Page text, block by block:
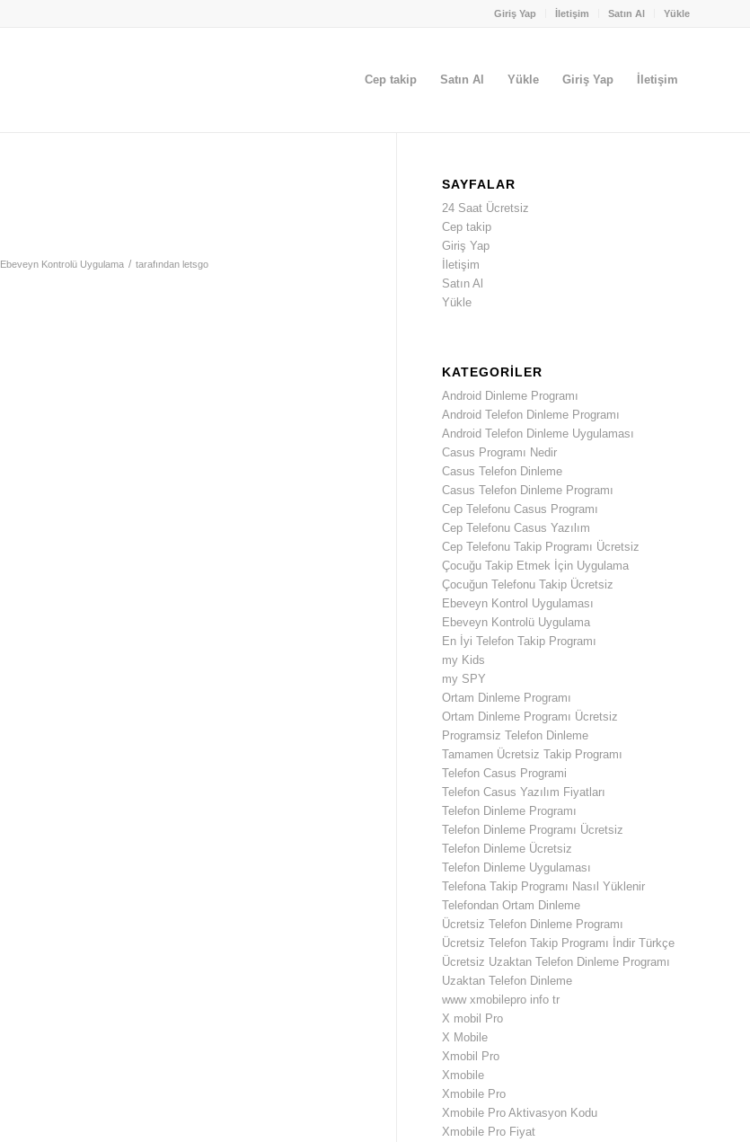
Giriş Yap İletişim Satın Al Yükle
Cep takip Satın Al Yükle Giriş Yap İletişim
Ebeveyn Kontrolü Uygulama / tarafından letsgo
SAYFALAR
24 Saat Ücretsiz
Cep takip
Giriş Yap
İletişim
Satın Al
Yükle
KATEGORILER
Android Dinleme Programı
Android Telefon Dinleme Programı
Android Telefon Dinleme Uygulaması
Casus Programı Nedir
Casus Telefon Dinleme
Casus Telefon Dinleme Programı
Cep Telefonu Casus Programı
Cep Telefonu Casus Yazılım
Cep Telefonu Takip Programı Ücretsiz
Çocuğu Takip Etmek İçin Uygulama
Çocuğun Telefonu Takip Ücretsiz
Ebeveyn Kontrol Uygulaması
Ebeveyn Kontrolü Uygulama
En İyi Telefon Takip Programı
my Kids
my SPY
Ortam Dinleme Programı
Ortam Dinleme Programı Ücretsiz
Programsiz Telefon Dinleme
Tamamen Ücretsiz Takip Programı
Telefon Casus Programi
Telefon Casus Yazılım Fiyatları
Telefon Dinleme Programı
Telefon Dinleme Programı Ücretsiz
Telefon Dinleme Ücretsiz
Telefon Dinleme Uygulaması
Telefona Takip Programı Nasıl Yüklenir
Telefondan Ortam Dinleme
Ücretsiz Telefon Dinleme Programı
Ücretsiz Telefon Takip Programı İndir Türkçe
Ücretsiz Uzaktan Telefon Dinleme Programı
Uzaktan Telefon Dinleme
www xmobilepro info tr
X mobil Pro
X Mobile
Xmobil Pro
Xmobile
Xmobile Pro
Xmobile Pro Aktivasyon Kodu
Xmobile Pro Fiyat